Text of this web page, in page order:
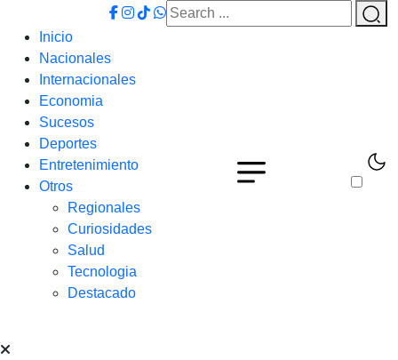
Inicio
Nacionales
Internacionales
Economia
Sucesos
Deportes
Entretenimiento
Otros
Regionales
Curiosidades
Salud
Tecnologia
Destacado